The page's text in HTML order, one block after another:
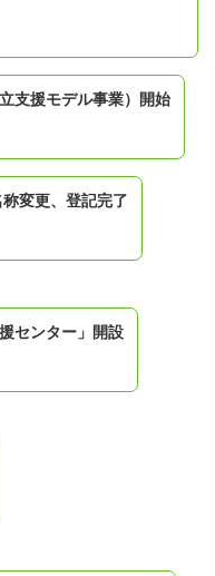
支援モデル事業）開始
変更、登記完了
センター」開設